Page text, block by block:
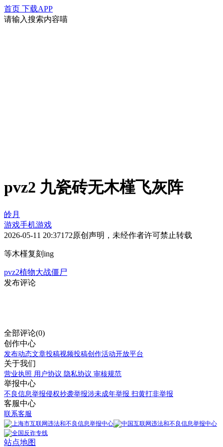
首页 下载APP
请输入搜索内容喵
pvz2 九瓷砖无木槿飞灰阵
皊月
游戏手机游戏
2026-05-11 20:37172原创声明，未经作者许可禁止转载
等木槿复刻ing
pvz2植物大战僵尸
发布评论
全部评论(0)
创作中心
发布动态文章投稿视频投稿创作活动开放平台
关于我们
营业执照 用户协议 隐私协议 审核规范
举报中心
不良信息举报侵权抄袭举报涉未成年举报 扫黄打非举报
客服中心
联系客服
站点地图